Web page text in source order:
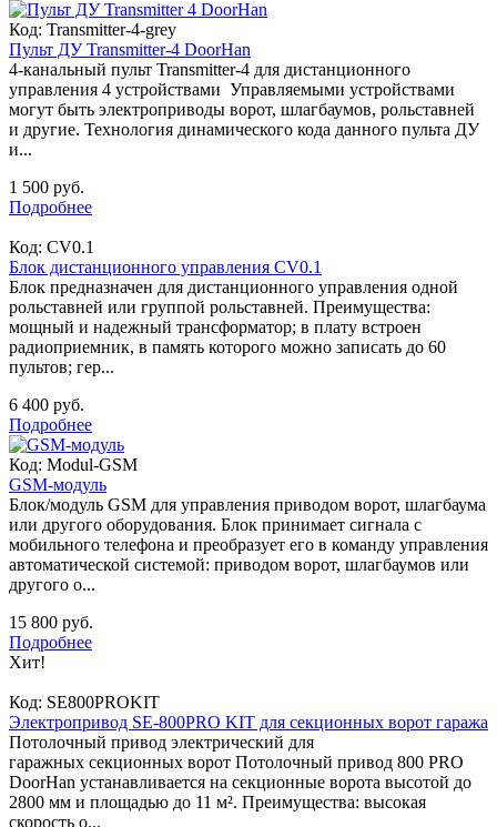
Код: Transmitter-4-grey
Пульт ДУ Transmitter-4 DoorHan
4-канальный пульт Transmitter-4 для дистанционного
управления 4 устройствами Управляемыми устройствами
могут быть электроприводы ворот, шлагбаумов, рольставней
и другие. Технология динамического кода данного пульта ДУ
и...
1 500 руб.
Подробнее
Код: CV0.1
Блок дистанционного управления CV0.1
Блок предназначен для дистанционного управления одной
рольставней или группой рольставней. Преимущества:
мощный и надежный трансформатор; в плату встроен
радиоприемник, в память которого можно записать до 60
пультов; гер...
6 400 руб.
Подробнее
Код: Modul-GSM
GSM-модуль
Блок/модуль GSM для управления приводом ворот, шлагбаума
или другого оборудования. Блок принимает сигнала с
мобильного телефона и преобразует его в команду управления
автоматической системой: приводом ворот, шлагбаумов или
другого о...
15 800 руб.
Подробнее
Хит!
Код: SE800PROKIT
Электропривод SE-800PRO KIT для секционных ворот гаража
Потолочный привод электрический для
гаражных секционных ворот Потолочный привод 800 PRO
DoorHan устанавливается на секционные ворота высотой до
2800 мм и площадью до 11 м². Преимущества: высокая
скорость о...